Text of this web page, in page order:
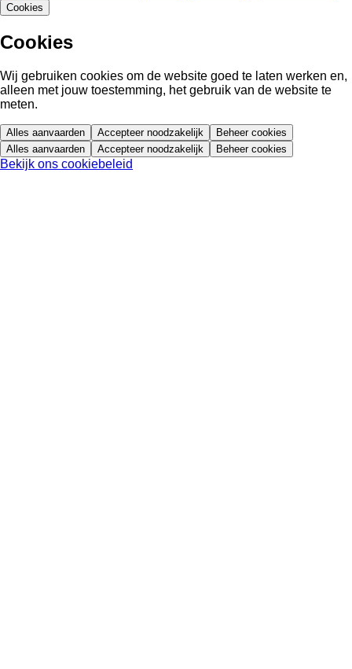
Cookies
Cookies
Wij gebruiken cookies om de website goed te laten werken en,
alleen met jouw toestemming, het gebruik van de website te
meten.
Alles aanvaarden Accepteer noodzakelijk
Beheer cookies
Alles aanvaarden
Accepteer noodzakelijk Beheer cookies
Bekijk ons cookiebeleid